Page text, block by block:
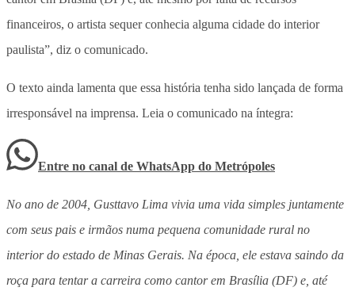
financeiros, o artista sequer conhecia alguma cidade do interior
paulista”, diz o comunicado.
O texto ainda lamenta que essa história tenha sido lançada de forma
irresponsável na imprensa. Leia o comunicado na íntegra:
Entre no canal de WhatsApp do Metrópoles
No ano de 2004, Gusttavo Lima vivia uma vida simples juntamente
com seus pais e irmãos numa pequena comunidade rural no
interior do estado de Minas Gerais. Na época, ele estava saindo da
roça para tentar a carreira como cantor em Brasília (DF) e, até